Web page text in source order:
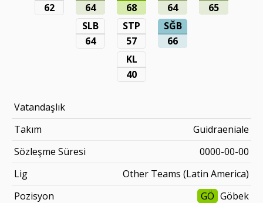
62
64
68
64
65
SLB
64
STP
57
SĞB
66
KL
40
Vatandaşlık
Takım
Guidraeniale
Sözleşme Süresi
0000-00-00
Lig
Other Teams (Latin America)
Pozisyon
GÖ Göbek